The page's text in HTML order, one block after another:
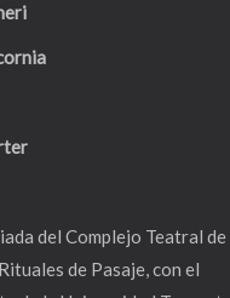
del Complejo Teatral de
de Pasaje, con el